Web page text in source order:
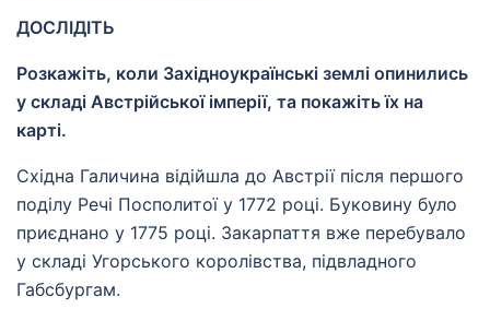
ДОСЛІДІТЬ
Розкажіть, коли Західноукраїнські землі опинились
у складі Австрійської імперії, та покажіть їх на
карті.
Східна Галичина відійшла до Австрії після першого
поділу Речі Посполитої у 1772 році. Буковину було
приєднано у 1775 році. Закарпаття вже перебувало
у складі Угорського королівства, підвладного
Габсбургам.